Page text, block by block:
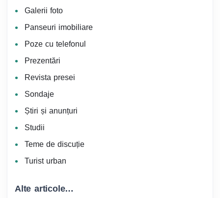
Galerii foto
Panseuri imobiliare
Poze cu telefonul
Prezentări
Revista presei
Sondaje
Știri și anunțuri
Studii
Teme de discuție
Turist urban
Alte articole…